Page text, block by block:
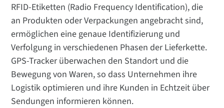
RFID-Etiketten (Radio Frequency Identification), die
an Produkten oder Verpackungen angebracht sind,
ermöglichen eine genaue Identifizierung und
Verfolgung in verschiedenen Phasen der Lieferkette.
GPS-Tracker überwachen den Standort und die
Bewegung von Waren, so dass Unternehmen ihre
Logistik optimieren und ihre Kunden in Echtzeit über
Sendungen informieren können.